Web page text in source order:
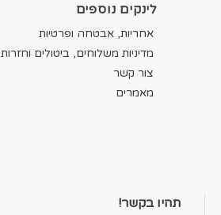
לינקים נוספים
אחריות, אבטחה ופרטיות
מדיניות משלוחים, ביטולים וחזרות
צור קשר
מאמרים
תהיו בקשר!